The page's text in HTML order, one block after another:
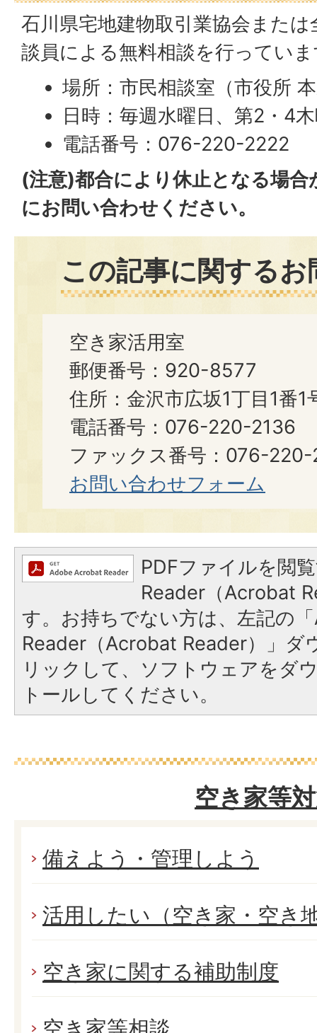
石川県宅地建物取引業協会また
談員による無料相談を行ってい
場所：市民相談室（市役所
日時：毎週水曜日、第2・4
電話番号：076-220-2222
(注意)都合により休止となる場
にお問い合わせください。
この記事に関する
空き家活用室
郵便番号：920-8577
住所：金沢市広坂1丁目1番1
電話番号：076-220-2136
ファックス番号：076-
お問い合わせフォーム
PDFファイルを閲
Reader（Acrobat
す。お持ちでない方は、左記の
Reader（Acrobat Reader）」ダ
リックして、ソフトウェアをダ
トールしてください。
空き家等
備えよう・管理しよう
活用したい（空き家・空き
空き家に関する補助制度